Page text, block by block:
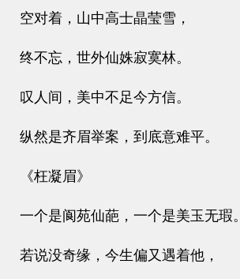
空对着，山中高士晶莹雪，
终不忘，世外仙姝寂寞林。
叹人间，美中不足今方信。
纵然是齐眉举案，到底意难平。
《枉凝眉》
一个是阆苑仙葩，一个是美玉无瑕。
若说没奇缘，今生偏又遇着他，